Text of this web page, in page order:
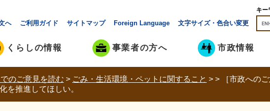
へ ご利用ガイド サイトマップ Foreign Language 文字サイズ・色合い変更
キー
くらしの情報 事業者の方へ 市政情報
のご意見を読む > ごみ・生活環境・ペットに関すること > >
［市政への
を推進してほしい。